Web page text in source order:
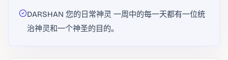
DARSHAN 您的日常神灵 一周中的每一天都有一位统
治神灵和一个神圣的目的。